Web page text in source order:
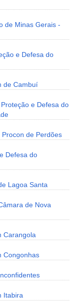
de Minas Gerais -
e Defesa do
de Cambuí
e Defesa do
de Perdões
Defesa do
Lagoa Santa
de Nova
Carangola
Congonhas
Itabira